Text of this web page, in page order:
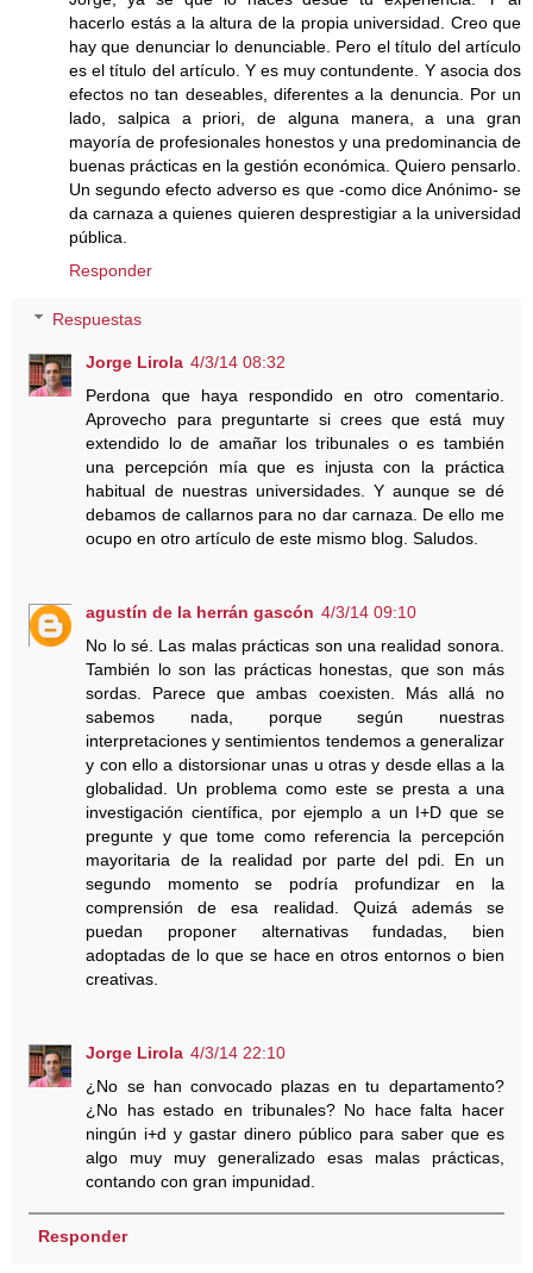
hacerlo estás a la altura de la propia universidad. Creo que
hay que denunciar lo denunciable. Pero el título del artículo
es el título del artículo. Y es muy contundente. Y asocia dos
efectos no tan deseables, diferentes a la denuncia. Por un
lado, salpica a priori, de alguna manera, a una gran
mayoría de profesionales honestos y una predominancia de
buenas prácticas en la gestión económica. Quiero pensarlo.
Un segundo efecto adverso es que -como dice Anónimo- se
da carnaza a quienes quieren desprestigiar a la universidad
pública.
Responder
Respuestas
Jorge Lirola 4/3/14 08:32
Perdona que haya respondido en otro comentario.
Aprovecho para preguntarte si crees que está muy
extendido lo de amañar los tribunales o es también
una percepción mía que es injusta con la práctica
habitual de nuestras universidades. Y aunque se dé
debamos de callarnos para no dar carnaza. De ello me
ocupo en otro artículo de este mismo blog. Saludos.
agustín de la herrán gascón 4/3/14 09:10
No lo sé. Las malas prácticas son una realidad sonora.
También lo son las prácticas honestas, que son más
sordas. Parece que ambas coexisten. Más allá no
sabemos nada, porque según nuestras
interpretaciones y sentimientos tendemos a generalizar
y con ello a distorsionar unas u otras y desde ellas a la
globalidad. Un problema como este se presta a una
investigación científica, por ejemplo a un I+D que se
pregunte y que tome como referencia la percepción
mayoritaria de la realidad por parte del pdi. En un
segundo momento se podría profundizar en la
comprensión de esa realidad. Quizá además se
puedan proponer alternativas fundadas, bien
adoptadas de lo que se hace en otros entornos o bien
creativas.
Jorge Lirola 4/3/14 22:10
¿No se han convocado plazas en tu departamento?
¿No has estado en tribunales? No hace falta hacer
ningún i+d y gastar dinero público para saber que es
algo muy muy generalizado esas malas prácticas,
contando con gran impunidad.
Responder